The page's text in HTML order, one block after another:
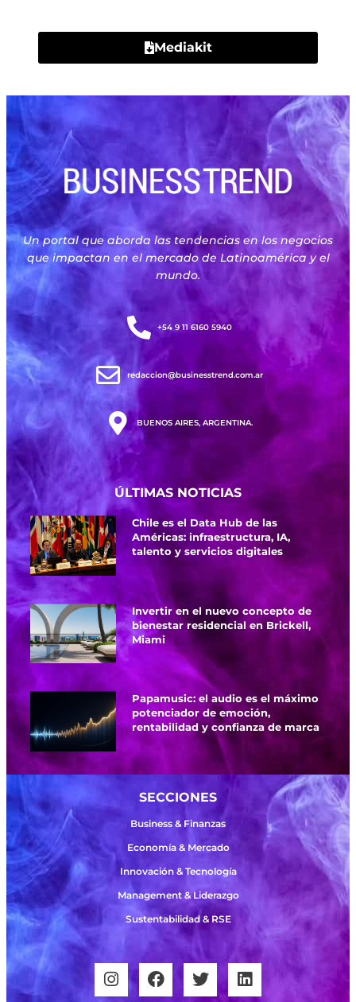
Mediakit
Un portal que aborda las tendencias en los negocios
que impactan en el mercado de Latinoamérica y el
mundo.
+54 9 11 6160 5940
redaccion@businesstrend.com.ar
BUENOS AIRES, ARGENTINA.
ÚLTIMAS NOTICIAS
Chile es el Data Hub de las
Américas: infraestructura, IA,
talento y servicios digitales
Invertir en el nuevo concepto de
bienestar residencial en Brickell,
Miami
Papamusic: el audio es el máximo
potenciador de emoción,
rentabilidad y confianza de marca
SECCIONES
Business & Finanzas
Economía & Mercado
Innovación & Tecnología
Management & Liderazgo
Sustentabilidad & RSE